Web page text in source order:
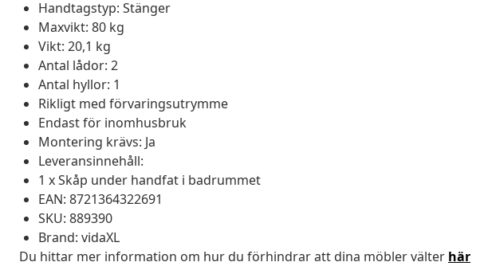
Handtagstyp: Stänger
Maxvikt: 80 kg
Vikt: 20,1 kg
Antal lådor: 2
Antal hyllor: 1
Rikligt med förvaringsutrymme
Endast för inomhusbruk
Montering krävs: Ja
Leveransinnehåll:
1 x Skåp under handfat i badrummet
EAN: 8721364322691
SKU: 889390
Brand: vidaXL
Du hittar mer information om hur du förhindrar att dina möbler välter här